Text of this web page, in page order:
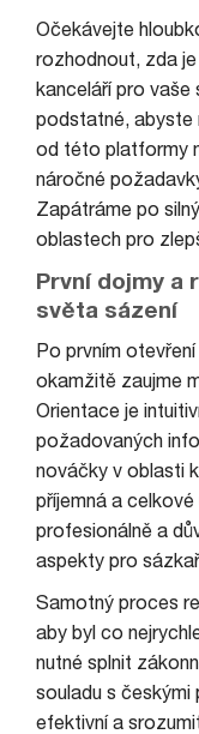
Očekávejte
rozhodnout, zda
kanceláří pro vaše
podstatné, abyste
od této platformy
náročné
Zapátráme po
oblastech pro
První dojmy a
světa sázení
Po prvním
okamžitě zaujme
Orientace je
požadovaných
nováčky v oblasti
příjemná a
profesionálně a
aspekty pro
Samotný proces
aby byl co
nutné splnit
souladu s českými
efektivní a